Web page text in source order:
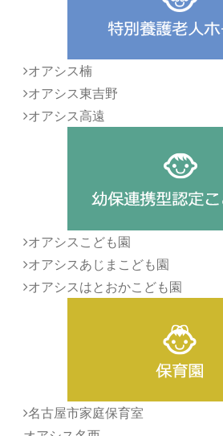
オアシス楠
オアシス東吉野
オアシス高遠
オアシスこども園
オアシスあじまこども園
オアシスはとおかこども園
名古屋市家庭保育室